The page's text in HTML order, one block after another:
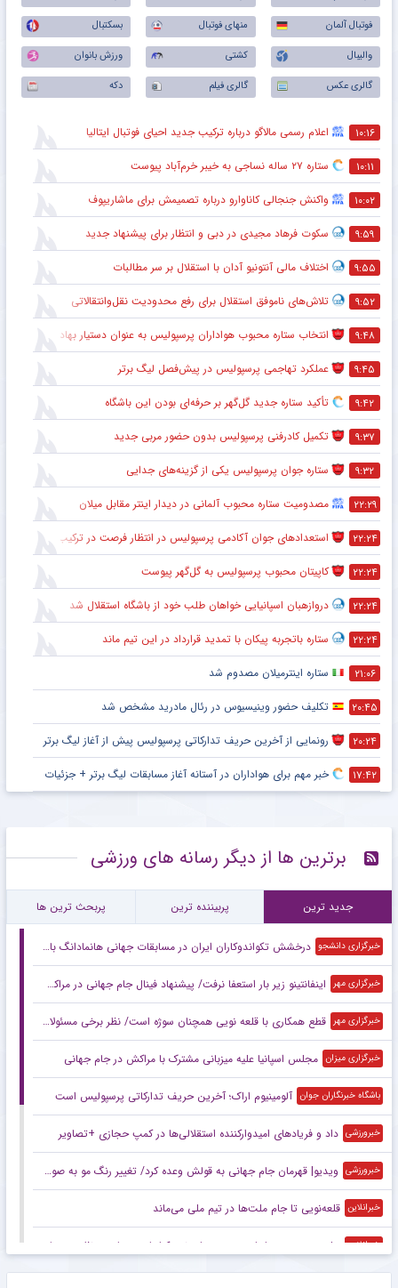
فوتبال آلمان
منهای فوتبال
بسکتبال
والیبال
کشتی
ورزش بانوان
گالری عکس
گالری فیلم دکه
۱۰:۱۶ اعلام رسمی مالاگو درباره ترکیب جدید احیای فوتبال ایتالیا
۱۰:۱۱ ستاره ۲۷ ساله نساجی به خیبر خرم‌آباد پیوست
۱۰:۰۲ واکنش جنجالی کاناوارو درباره تصمیمش برای ماشاریپوف
۹:۵۹ سکوت فرهاد مجیدی در دبی و انتظار برای پیشنهاد جدید
۹:۵۵ اختلاف مالی آنتونیو آدان با استقلال بر سر مطالبات
۹:۵۲ تلاش‌های ناموفق استقلال برای رفع محدودیت نقل‌وانتقالاتی
۹:۴۸ انتخاب ستاره محبوب هواداران پرسپولیس به عنوان دستیار بهادر عبدی
۹:۴۵ عملکرد تهاجمی پرسپولیس در پیش‌فصل لیگ برتر
۹:۴۲ تأکید ستاره جدید گل‌گهر بر حرفه‌ای بودن این باشگاه
۹:۳۷ تکمیل کادرفنی پرسپولیس بدون حضور مربی جدید
۹:۳۲ ستاره جوان پرسپولیس یکی از گزینه‌های جدایی
۲۲:۲۹ مصدومیت ستاره محبوب آلمانی در دیدار اینتر مقابل میلان
۲۲:۲۴ استعدادهای جوان آکادمی پرسپولیس در انتظار فرصت در ترکیب اصلی
۲۲:۲۴ کاپیتان محبوب پرسپولیس به گل‌گهر پیوست
۲۲:۲۴ دروازهبان اسپانیایی خواهان طلب خود از باشگاه استقلال شد
۲۲:۲۴ ستاره باتجربه پیکان با تمدید قرارداد در این تیم ماند
۲۱:۰۶ ستاره اینترمیلان مصدوم شد
۲۰:۴۵ تکلیف حضور وینیسیوس در رئال مادرید مشخص شد
۲۰:۲۴ رونمایی از آخرین حریف تدارکاتی پرسپولیس پیش از آغاز لیگ برتر
۱۷:۴۲ خبر مهم برای هواداران در آستانه آغاز مسابقات لیگ برتر + جزئیات
برترین ها از دیگر رسانه های ورزشی
جدید ترین پربیننده ترین پربحث ترین ها
خبرگزاری دانشجو درخشش تکواندوکاران ایران در مسابقات جهانی هانمادانگ با کسب ۲۶ مدال
خبرگزاری مهر اینفانتینو زیر بار استعفا نرفت/ پیشنهاد فینال جام جهانی در مراکش
خبرگزاری مهر قطع همکاری با قلعه نویی همچنان سوژه است/ نظر برخی مسئولان تغییر کرد!
خبرگزاری میزان مجلس اسپانیا علیه میزبانی مشترک با مراکش در جام جهانی
باشگاه خبرنگاران جوان آلومینیوم اراک؛ آخرین حریف تدارکاتی پرسپولیس است
خبرورزشی داد و فریادهای امیدوارکننده استقلالی‌ها در کمپ حجازی +تصاویر
خبرورزشی ویدیو| قهرمان جام جهانی به قولش وعده کرد/ تغییر رنگ مو به صورتی!
خبرانلاین قلعه‌نویی تا جام ملت‌ها در تیم ملی می‌ماند
خبرانلاین جلسه مهم در سپاهان؛ صحبت‌های نویدکیا با دو ستاره مدنظر پرسپولیس و تراکتور